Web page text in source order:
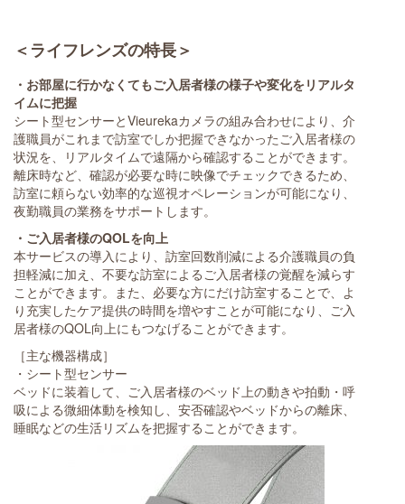
＜ライフレンズの特長＞
・お部屋に行かなくてもご入居者様の様子や変化をリアルタ
イムに把握
シート型センサーとVieurekaカメラの組み合わせにより、介
護職員がこれまで訪室でしか把握できなかったご入居者様の
状況を、リアルタイムで遠隔から確認することができます。
離床時など、確認が必要な時に映像でチェックできるため、
訪室に頼らない効率的な巡視オペレーションが可能になり、
夜勤職員の業務をサポートします。
・ご入居者様のQOLを向上
本サービスの導入により、訪室回数削減による介護職員の負
担軽減に加え、不要な訪室によるご入居者様の覚醒を減らす
ことができます。また、必要な方にだけ訪室することで、よ
り充実したケア提供の時間を増やすことが可能になり、ご入
居者様のQOL向上にもつなげることができます。
［主な機器構成］
・シート型センサー
ベッドに装着して、ご入居者様のベッド上の動きや拍動・呼
吸による微細体動を検知し、安否確認やベッドからの離床、
睡眠などの生活リズムを把握することができます。